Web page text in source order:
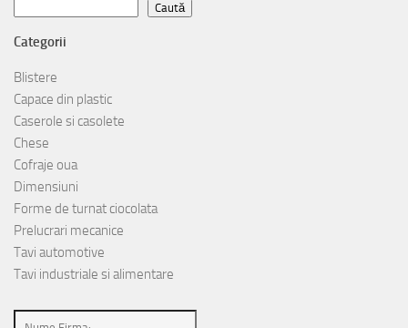
Caută
Categorii
Blistere
Capace din plastic
Caserole si casolete
Chese
Cofraje oua
Dimensiuni
Forme de turnat ciocolata
Prelucrari mecanice
Tavi automotive
Tavi industriale si alimentare